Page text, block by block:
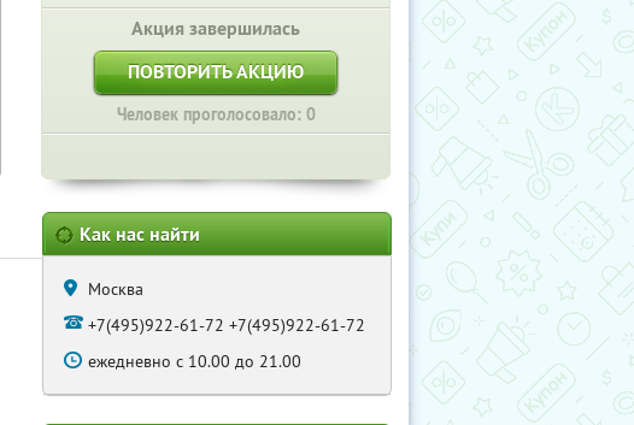
Акция завершилась
ПОВТОРИТЬ АКЦИЮ
Человек проголосовало: 0
Как нас найти
Москва
+7(495)922-61-72 +7(495)922-61-72
ежедневно с 10.00 до 21.00